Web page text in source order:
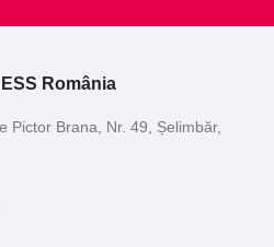
România
Pictor Brana, Nr. 49, Șelimbăr,